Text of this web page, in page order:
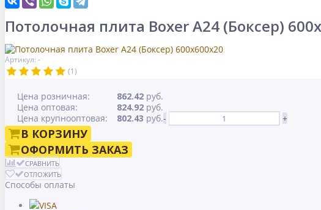
Потолочная плита Boxer A24 (Боксер)
Артикул: -
(1)
Цена розничная: 862.42 руб.
Цена оптовая:
824.92 руб.
Цена крупнооптовая:
802.43 руб.- +
В КОРЗИНУ
ОФОРМИТЬ ЗАКАЗ
СРАВНИТЬ
ОТЛОЖИТЬ
Способы оплаты